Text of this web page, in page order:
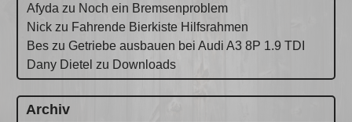
Afyda zu Noch ein Bremsenproblem
Nick zu Fahrende Bierkiste Hilfsrahmen
Bes zuGetriebe ausbauen bei Audi A3 8P 1.9 TDI
Dany Dietel zu Downloads
Archiv